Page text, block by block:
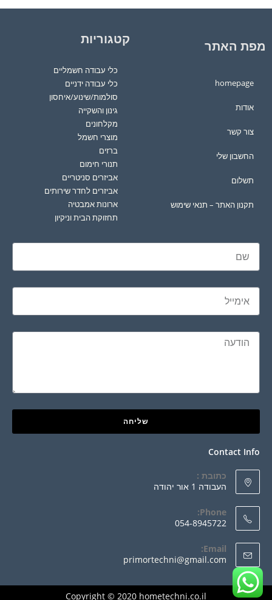
מפת האתר
homepage
אודות
צור קשר
החשבון שלי
תשלום
תקנון האתר – תנאי שימוש
קטגוריות
כלי עבודה חשמליים
כלי עבודה ידניים
סולמות/שינוע/איחסון
גינון והשקייה
מקלחונים
מוצרי חשמל
ברזים
תנורי חימום
אביזרים סניטריים
אביזרים לחדר שירותים
ארונות אמבטיה
תחזוקת הבית וניקיון
שליחה
Contact Info
כתובת :
העבודה 1 אור יהודה
Phone:
054-8945722
Email:
primortechni@gmail.com
Copyright © 2020 hometechni.co.il